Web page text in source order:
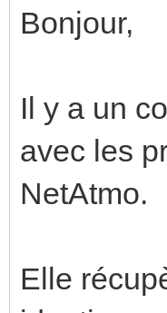
Bonjour,
Il y a un
avec les
NetAtmo.
Elle